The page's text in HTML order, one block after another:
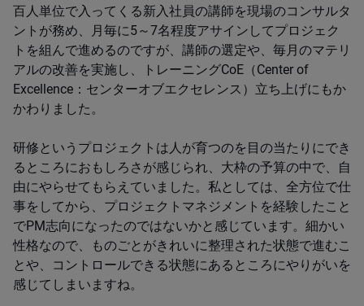
百人単位で入ってくる新入社員の講師を現場のコンサルタ
ントが務め、月毎に5～7名程度アサインしてプロジェク
トを組んで進めるのですが、講師の選定や、毎月のマテリ
アルの改善を実施し、トレーニングCoE（Center of
Excellence：センターオブエクセレンス）立ち上げにもか
かわりました。
研修というプロジェクトは人が育つのを目の当たりにでき
るところにおもしろさが感じられ、大枠の予算の中で、自
由にやらせてもらえていました。私としては、全方位で仕
事をしてから、プロジェクトマネジメントを経験したこと
でPM志向になったのではないかと感じています。細かい
性格なので、ものごとがきれいに整理された状態で進むこ
とや、コントロールできる状態にあるところにやりがいを
感じてしまいますね。